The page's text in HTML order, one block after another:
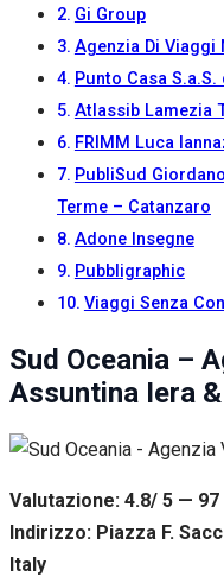
Gi Group
Agenzia Di Viaggi
Punto Casa
Atlassib Lamezia
FRIMM Luca
PubliSud
Terme – Catanzaro
Adone Insegne
Pubbligraphic
Viaggi Senza
Sud Oceania –
Assuntina Iera
Valutazione: 4.8/ 5 — 97
Indirizzo: Piazza F.
Italy